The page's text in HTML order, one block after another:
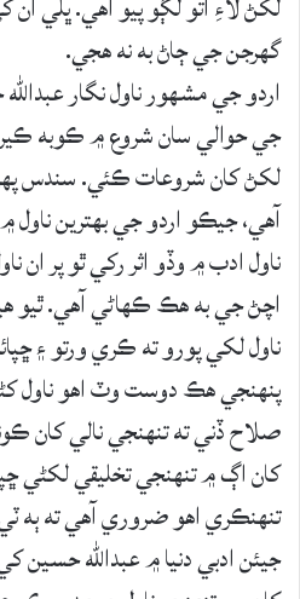
گهرجن جي ڄاڻ به نه هجي.
اردو جي مشهور ناول نگار
جي حوالي سان شروع ۾ ڪوبه
لکڻ کان شروعات ڪئي. سندس
آهي، جيڪو اردو جي بهترين ناول
ناول ادب ۾ وڏو اثر رکي ٿو پر
اچڻ جي به هڪ ڪهاڻي آهي. ٿيو
ناول لکي پورو ته ڪري ورتو ۽
پنهنجي هڪ دوست وٽ اهو ناول
صلاح ڏني ته تنهنجي نالي کان
کان اڳ ۾ تنهنجي تخليقي لکڻي
تنهنڪري اهو ضروري آهي ته ٻه
جيئن ادبي دنيا ۾ عبدالله